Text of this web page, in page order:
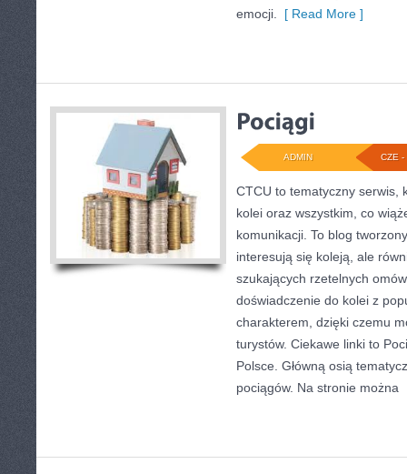
emocji.
[ Read More ]
CZE -
ADMIN
CTCU to tematyczny serwis,
kolei oraz wszystkim, co
komunikacji. To blog
interesują się koleją, ale
szukających rzetelnych
doświadczenie do kolei z
charakterem, dzięki czemu
turystów. Ciekawe linki to
Polsce. Główną osią
pociągów. Na stronie można